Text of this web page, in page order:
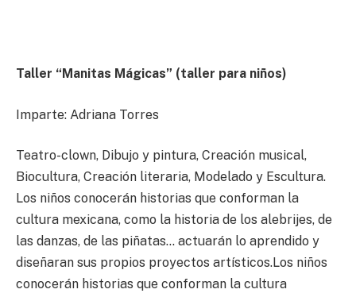
Taller “Manitas Mágicas” (taller para niños)
Imparte: Adriana Torres
Teatro-clown, Dibujo y pintura, Creación musical,
Biocultura, Creación literaria, Modelado y Escultura.
Los niños conocerán historias que conforman la
cultura mexicana, como la historia de los alebrijes, de
las danzas, de las piñatas… actuarán lo aprendido y
diseñaran sus propios proyectos artísticos.Los niños
conocerán historias que conforman la cultura